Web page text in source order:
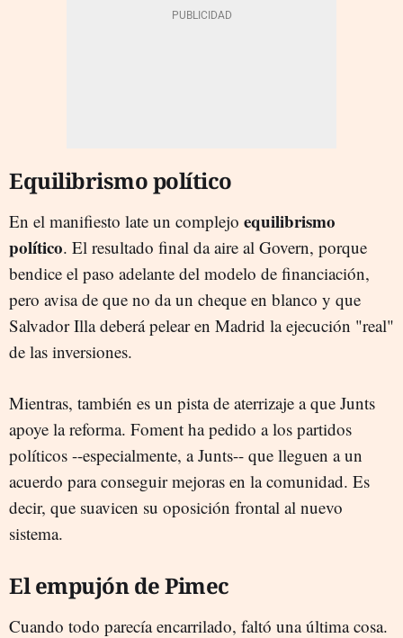
Equilibrismo político
En el manifiesto late un complejo equilibrismo
político. El resultado final da aire al Govern, porque
bendice el paso adelante del modelo de financiación,
pero avisa de que no da un cheque en blanco y que
Salvador Illa deberá pelear en Madrid la ejecución "real"
de las inversiones.
Mientras, también es un pista de aterrizaje a que Junts
apoye la reforma. Foment ha pedido a los partidos
políticos --especialmente, a Junts-- que lleguen a un
acuerdo para conseguir mejoras en la comunidad. Es
decir, que suavicen su oposición frontal al nuevo
sistema.
El empujón de Pimec
Cuando todo parecía encarrilado, faltó una última cosa.